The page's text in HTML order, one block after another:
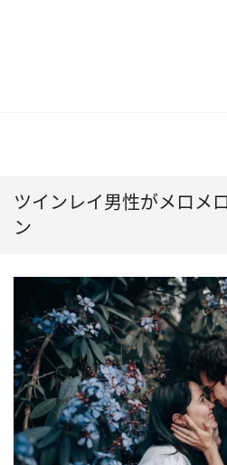
ツインレイ男性がメロメ
ン